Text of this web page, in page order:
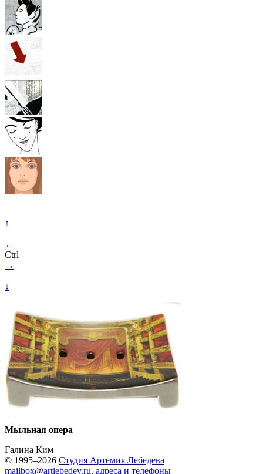
↑
←
Ctrl
→
↓
Мыльная опера
Галина Ким
© 1995–2026 Студия Артемия Лебедева
mailbox@artlebedev.ru, адреса и телефоны